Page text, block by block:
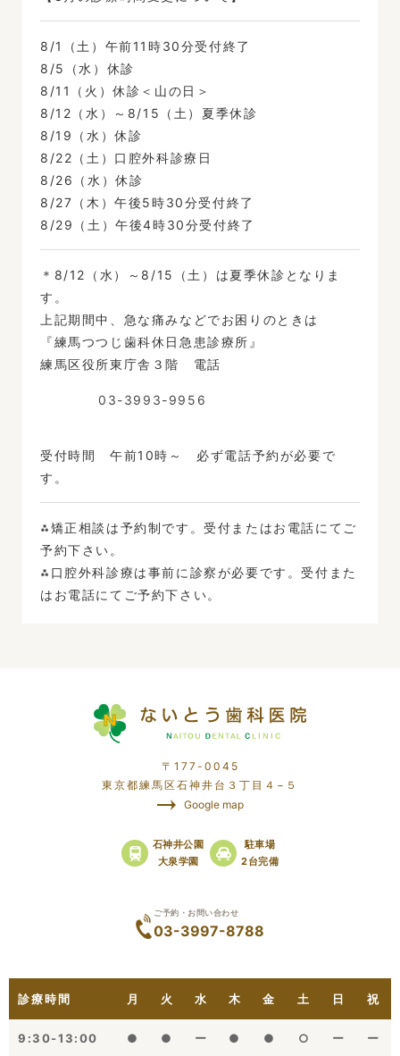
8/1（土）午前11時30分受付終了
8/5（水）休診
8/11（火）休診＜山の日＞
8/12（水）～8/15（土）夏季休診
8/19（水）休診
8/22（土）口腔外科診療日
8/26（水）休診
8/27（木）午後5時30分受付終了
8/29（土）午後4時30分受付終了
＊8/12（水）～8/15（土）は夏季休診となりま
す。
上記期間中、急な痛みなどでお困りのときは
『練馬つつじ歯科休日急患診療所』
練馬区役所東庁舎３階 電話
03-3993-9956
受付時間 午前10時～ 必ず電話予約が必要で
す。
⁂矯正相談は予約制です。受付またはお電話にてご
予約下さい。
⁂口腔外科診療は事前に診察が必要です。受付また
はお電話にてご予約下さい。
〒177-0045
東京都練馬区石神井台３丁目４−５
Google map
石神井公園
大泉学園
駐車場
2台完備
ご予約・お問い合わせ
03-3997-8788
診療時間 月 火 水 木 金 土 日 祝
9:30-13:00 ● ● ー ● ● ○ ー ー